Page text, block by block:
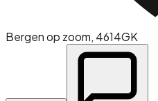
Bergen op zoom, 4614GK